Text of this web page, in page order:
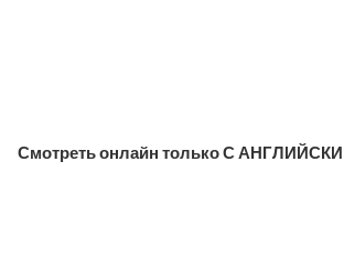
Смотреть онлайн только С